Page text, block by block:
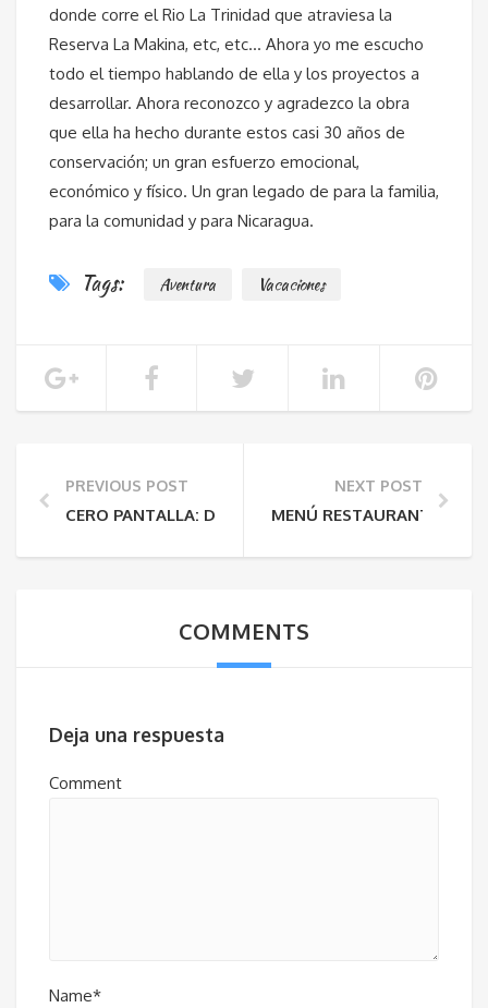
donde corre el Rio La Trinidad que atraviesa la
Reserva La Makina, etc, etc… Ahora yo me escucho
todo el tiempo hablando de ella y los proyectos a
desarrollar. Ahora reconozco y agradezco la obra
que ella ha hecho durante estos casi 30 años de
conservación; un gran esfuerzo emocional,
económico y físico. Un gran legado de para la familia,
para la comunidad y para Nicaragua.
Tags: Aventura Vacaciones
PREVIOUS POST
CERO PANTALLA: DESCONECTARNOS PARA
NEXT POST
MENÚ RESTAURANTE LA
COMMENTS
Deja una respuesta
Comment
Name*